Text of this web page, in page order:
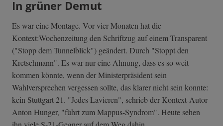
In grüner Demut
Es war eine Montage. Vor vier Monaten hat die
Kontext:Wochenzeitung den Schriftzug auf einem Transparent
("Stopp dem Tunnelblick") geändert. Durch "Stoppt den
Kretschmann". Es war nur eine Ahnung, dass es so weit
kommen könnte, wenn der Ministerpräsident sein
Wahlversprechen vergessen sollte, das klarer nicht sein konnte:
kein Stuttgart 21. "Jedes Lavieren", schrieb der Kontext-Autor
Anton Hunger, "führt zum Mappus-Syndrom". Heute sehen